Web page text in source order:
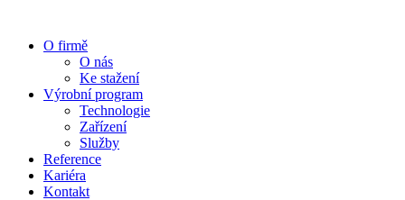
contentO firmě
O nás
Ke stažení
Výrobní program
Technologie
Zařízení
Služby
Reference
Kariéra
Kontakt